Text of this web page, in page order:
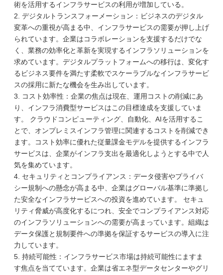
術を活用するインフラサービスの利用が増加している。
2. デジタルトランスフォーメーション：ビジネスのデジタル
変革への重視が高まる中、インフラサービスの需要が押し上げ
られています。企業はコラボレーションを支援するだけでな
く、業務の効率化と革新を実現するインフラソリューションを
求めています。デジタルプラットフォームへの移行は、変化す
るビジネス要件を満たす柔軟でスケーラブルなインフラサービ
スの採用に新たな機会を生み出しています。
3. コスト効率性：企業の焦点は現在、運用コストの削減にあ
り、インフラ消費型サービスはこの目標達成を支援していま
す。 クラウドコンピューティング、自動化、AIを活用するこ
とで、オンプレミスインフラ管理に関連するコストを削減でき
ます。コスト効率に優れた従量課金モデルを提供するインフラ
サービスは、企業がインフラ支出を最適化しようとする中で人
気を集めています。
4. セキュリティとコンプライアンス：データ侵害やプライバ
シー規制への懸念が高まる中、企業はグローバル基準に準拠し
た安全なインフラサービスへの投資を進めています。 セキュ
リティ脅威が高度化するにつれ、安全でコンプライアンス対応
のインフラソリューションへの需要が高まっています。組織は
データ保護と規制要件への準拠を保証するサービスの導入に注
力しています。
5. 持続可能性：インフラサービス市場は持続可能性にますま
す焦点を当てています。企業は省エネ型データセンターやグリ